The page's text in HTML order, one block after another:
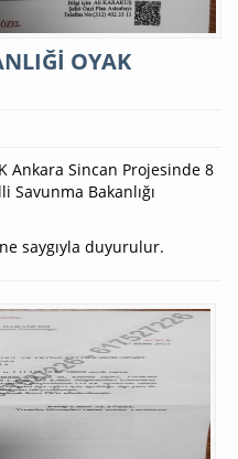
OYAK
Ankara Sincan Projesinde 8
Bakanlığı
saygıyla duyurulur.